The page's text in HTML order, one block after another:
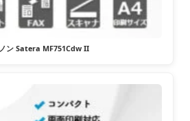
ン Satera MF751Cdw II